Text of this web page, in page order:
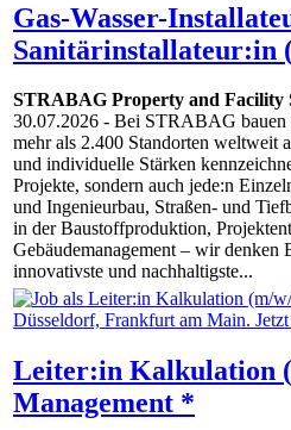
Gas-Wasser-
Sanitärinstallateur:in
STRABAG Property and Facility
30.07.2026 - Bei STRABAG bauen
mehr als 2.400 Standorten weltweit
und individuelle Stärken
Projekte, sondern auch jede:n
und Ingenieurbau, Straßen- und
in der Baustoffproduktion,
Gebäudemanagement – wir denken
innovativste und nachhaltigste...
Leiter:in Kalkulation
Management *